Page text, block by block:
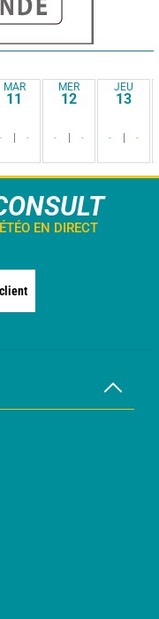
MAR
11
- -
MER
12
- -
JEU
13
- -
EN DIRECT